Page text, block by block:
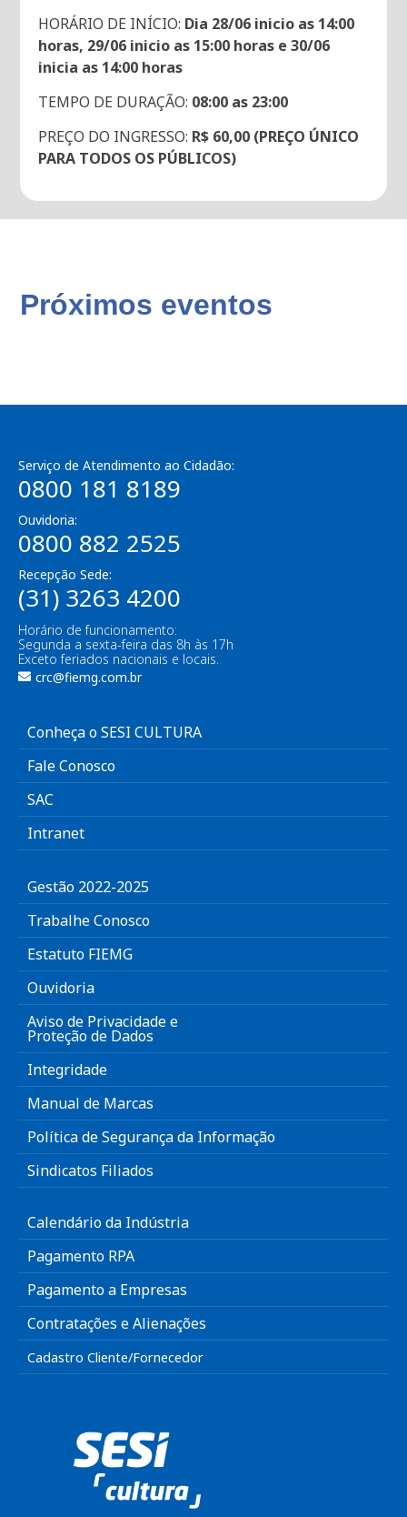
HORÁRIO DE INÍCIO: Dia 28/06 inicio as 14:00
horas, 29/06 inicio as 15:00 horas e 30/06
inicia as 14:00 horas
TEMPO DE DURAÇÃO: 08:00 as 23:00
PREÇO DO INGRESSO: R$ 60,00 (PREÇO ÚNICO
PARA TODOS OS PÚBLICOS)
Próximos eventos
Serviço de Atendimento ao Cidadão:
0800 181 8189
Ouvidoria:
0800 882 2525
Recepção Sede:
(31) 3263 4200
Horário de funcionamento:
Segunda a sexta-feira das 8h às 17h
Exceto feriados nacionais e locais.
crc@fiemg.com.br
Conheça o SESI CULTURA
Fale Conosco
SAC
Intranet
Gestão 2022-2025
Trabalhe Conosco
Estatuto FIEMG
Ouvidoria
Aviso de Privacidade e
Proteção de Dados
Integridade
Manual de Marcas
Política de Segurança da Informação
Sindicatos Filiados
Calendário da Indústria
Pagamento RPA
Pagamento a Empresas
Contratações e Alienações
Cadastro Cliente/Fornecedor